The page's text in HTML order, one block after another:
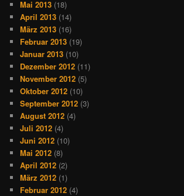
Mai 2013 (18)
April 2013 (14)
März 2013 (16)
Februar 2013 (19)
Januar 2013 (10)
Dezember 2012 (11)
November 2012 (5)
Oktober 2012 (10)
September 2012 (3)
August 2012 (4)
Juli 2012 (4)
Juni 2012 (10)
Mai 2012 (8)
April 2012 (2)
März 2012 (1)
Februar 2012 (4)